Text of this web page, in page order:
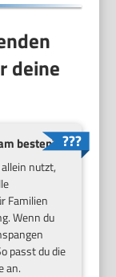
deine
besten?
nutzt,
Familien
Wenn du
passt du die
an.